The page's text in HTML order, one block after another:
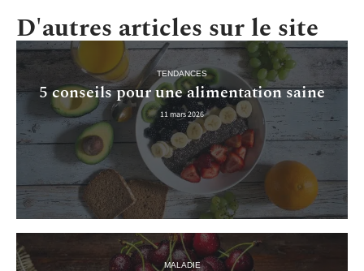
D'autres articles sur le site
TENDANCES
5 conseils pour une alimentation saine
11 mars 2026
MALADIE